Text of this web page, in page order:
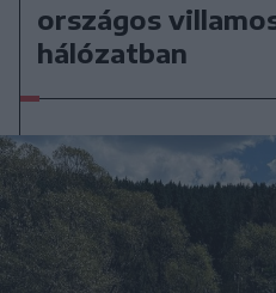
országos
hálózatban